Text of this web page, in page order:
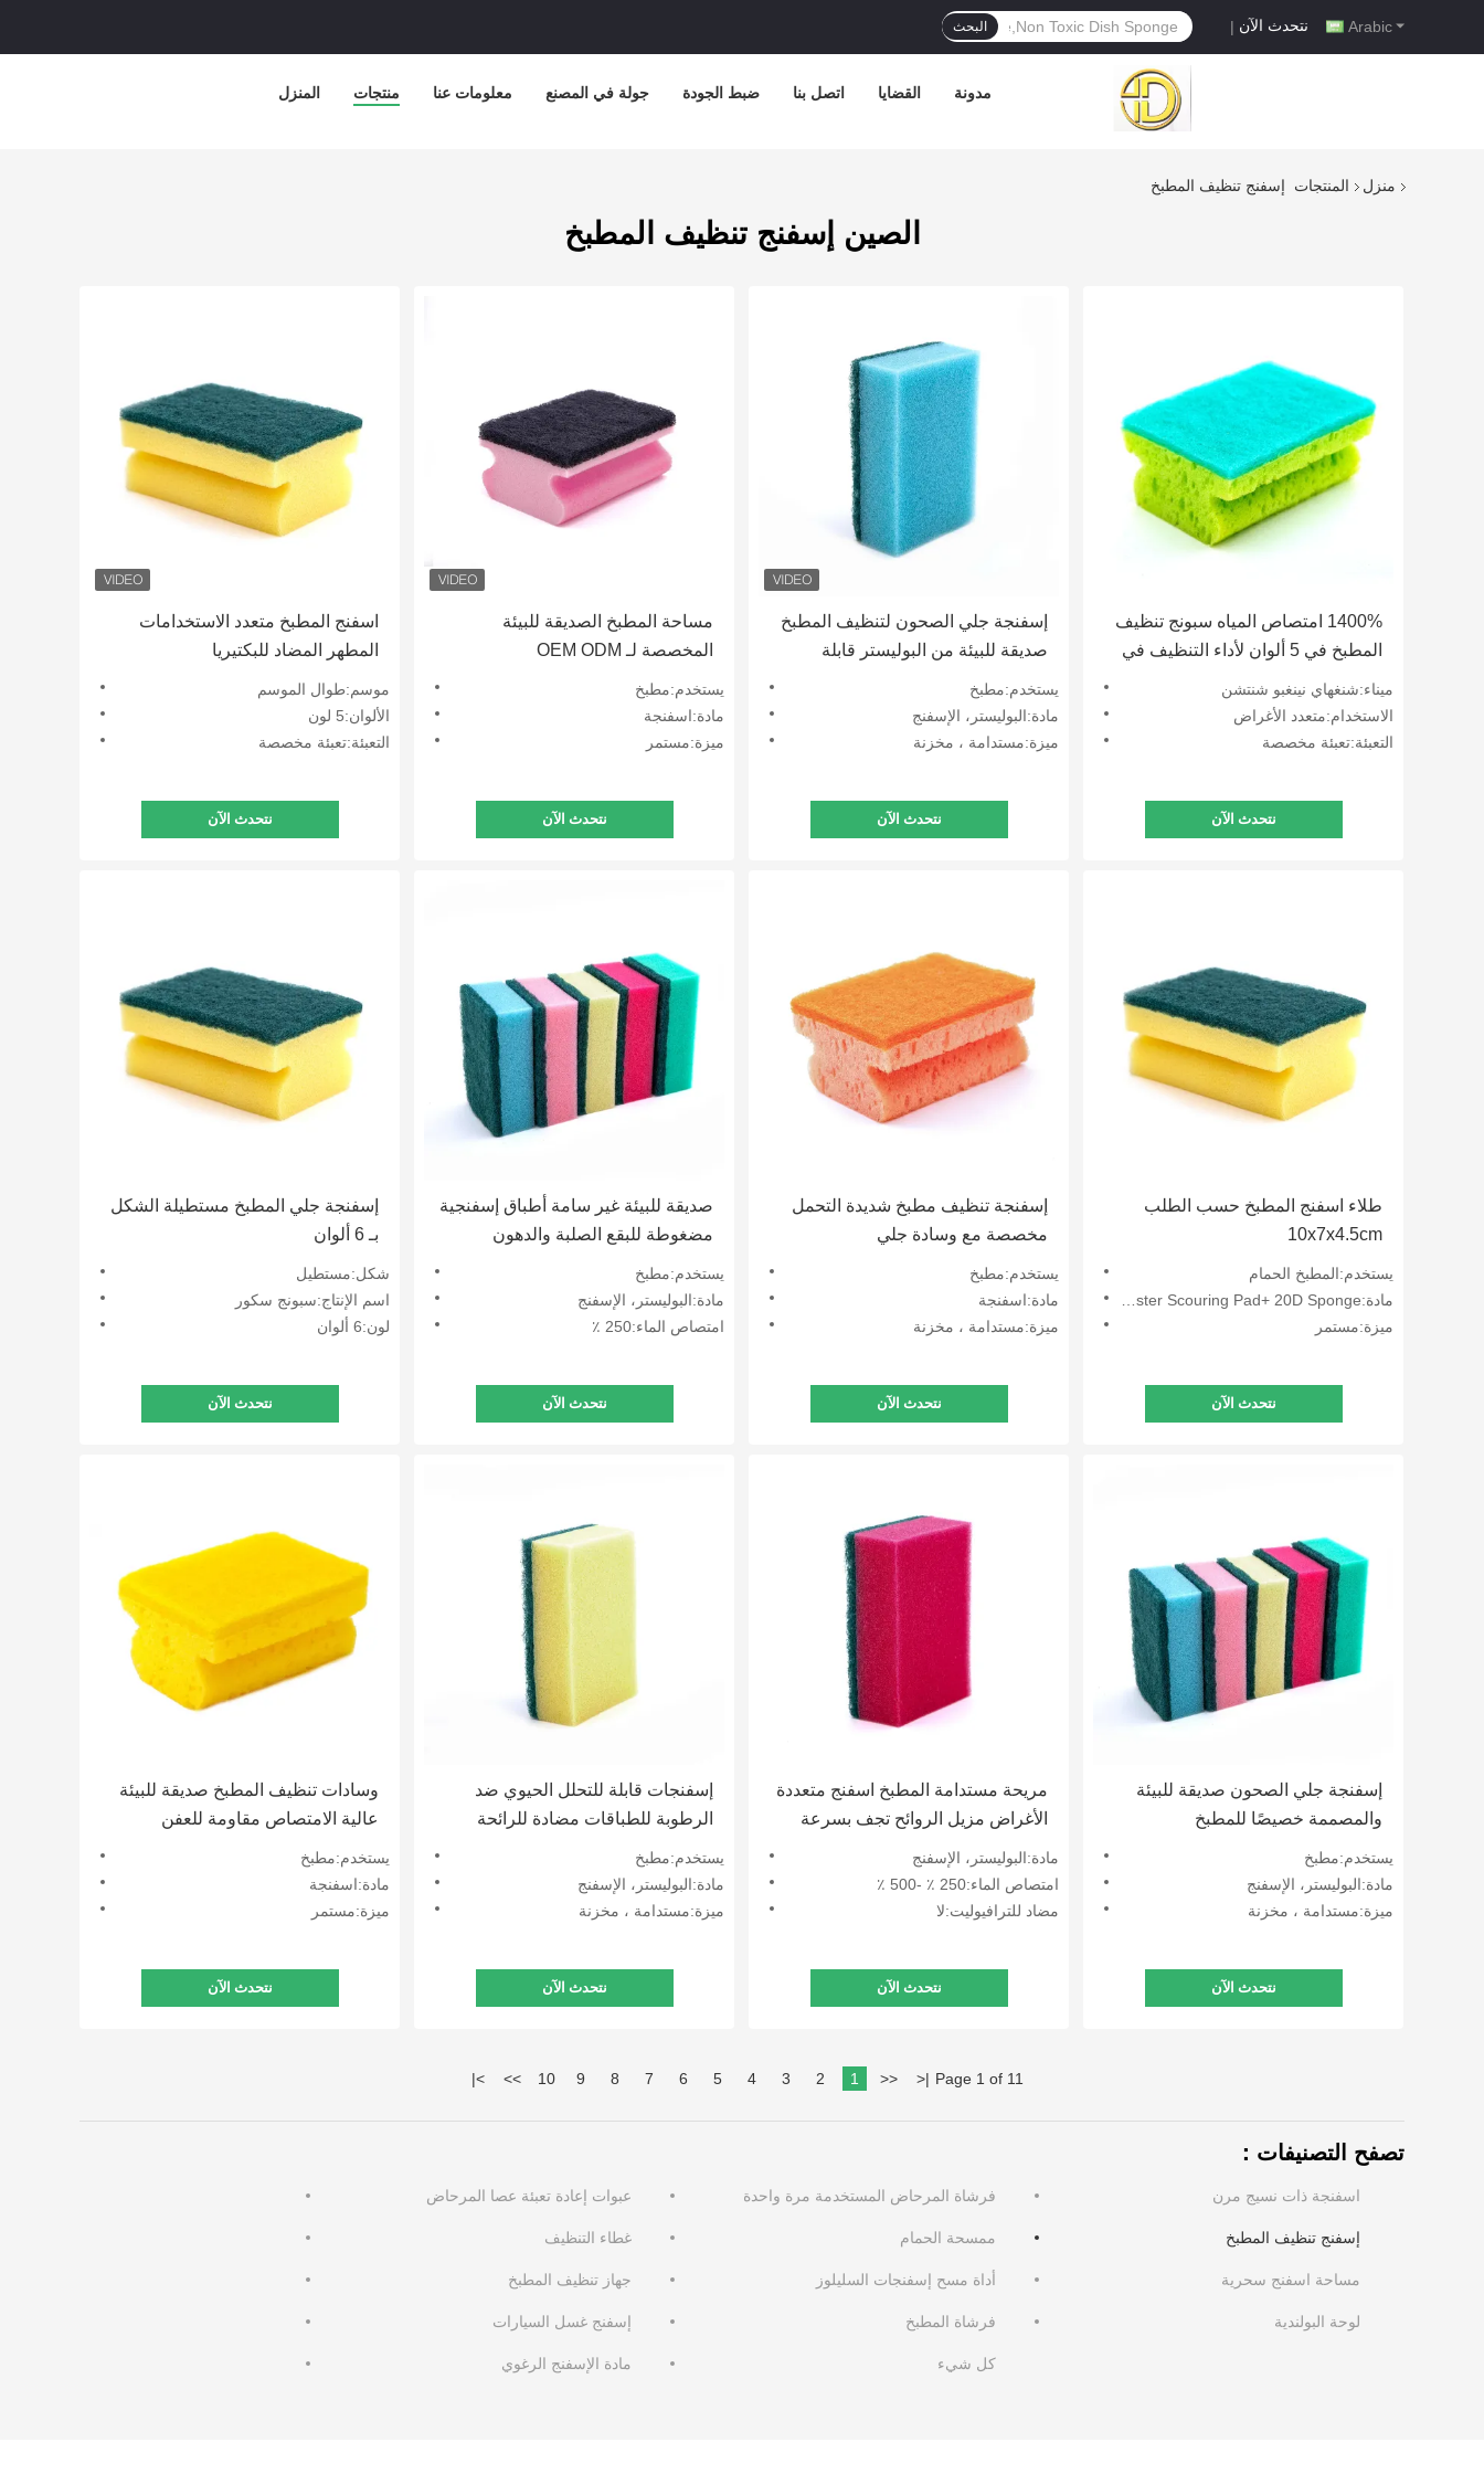
Arabic نتحدث الآن | البحث
المنزل منتجات معلومات عنا جولة في المصنع ضبط الجودة اتصل بنا القضايا مدونة
منزل المنتجات إسفنج تنظيف المطبخ
الصين إسفنج تنظيف المطبخ
اسفنج المطبخ متعدد الاستخدامات
المطهر المضاد للبكتيريا
موسم:طوال الموسم
الألوان:5 لون
التعبئة:تعبئة مخصصة
نتحدث الآن
مساحة المطبخ الصديقة للبيئة
المخصصة لـ OEM ODM
يستخدم:مطبخ
مادة:اسفنجة
ميزة:مستمر
نتحدث الآن
إسفنجة جلي الصحون لتنظيف المطبخ
صديقة للبيئة من البوليستر قابلة
للتخصيص
يستخدم:مطبخ
مادة:البوليستر، الإسفنج
ميزة:مستدامة ، مخزنة
نتحدث الآن
1400% امتصاص المياه سبونج تنظيف
المطبخ في 5 ألوان لأداء التنظيف في
جميع المواسم
ميناء:شنغهاي نينغبو شنتشن
الاستخدام:متعدد الأغراض
التعبئة:تعبئة مخصصة
نتحدث الآن
إسفنجة جلي المطبخ مستطيلة الشكل
بـ 6 ألوان
شكل:مستطيل
اسم الإنتاج:سبونج سكور
لون:6 ألوان
نتحدث الآن
صديقة للبيئة غير سامة أطباق إسفنجية
مضغوطة للبقع الصلبة والدهون
يستخدم:مطبخ
مادة:البوليستر، الإسفنج
امتصاص الماء:250 ٪
نتحدث الآن
إسفنجة تنظيف مطبخ شديدة التحمل
مخصصة مع وسادة جلي
يستخدم:مطبخ
مادة:اسفنجة
ميزة:مستدامة ، مخزنة
نتحدث الآن
طلاء اسفنج المطبخ حسب الطلب
10x7x4.5cm
يستخدم:المطبخ الحمام
مادة:450GSM Polyester Scouring Pad+ 20D Sponge
ميزة:مستمر
نتحدث الآن
وسادات تنظيف المطبخ صديقة للبيئة
عالية الامتصاص مقاومة للعفن
يستخدم:مطبخ
مادة:اسفنجة
ميزة:مستمر
نتحدث الآن
إسفنجات قابلة للتحلل الحيوي ضد
الرطوبة للطباقات مضادة للرائحة
والجفاف السريع
يستخدم:مطبخ
مادة:البوليستر، الإسفنج
ميزة:مستدامة ، مخزنة
نتحدث الآن
مريحة مستدامة المطبخ اسفنج متعددة
الأغراض مزيل الروائح تجف بسرعة
مادة:البوليستر، الإسفنج
امتصاص الماء:250 ٪ -500 ٪
مضاد للترافيوليت:لا
نتحدث الآن
إسفنجة جلي الصحون صديقة للبيئة
والمصممة خصيصًا للمطبخ
يستخدم:مطبخ
مادة:البوليستر، الإسفنج
ميزة:مستدامة ، مخزنة
نتحدث الآن
Page 1 of 11
|
<
<<
1
2
3
4
5
6
7
8
9
10
>>
>
|
تصفح التصنيفات：
عبوات إعادة تعبئة عصا المرحاض فرشاة المرحاض المستخدمة مرة واحدة اسفنجة ذات نسيج مرن
غطاء التنظيف ممسحة الحمام إسفنج تنظيف المطبخ
جهاز تنظيف المطبخ أداة مسح إسفنجات السليلوز مساحة اسفنج سحرية
إسفنج غسل السيارات فرشاة المطبخ لوحة البولندية
مادة الإسفنج الرغوي كل شيء